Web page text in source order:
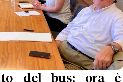
del bus: ora è